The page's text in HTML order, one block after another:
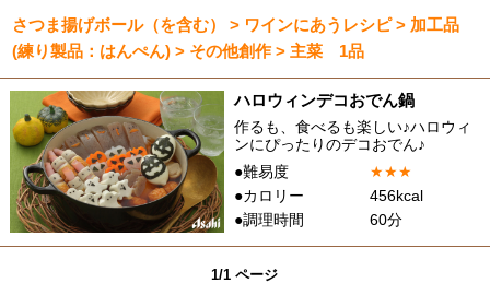
さつま揚げボール（を含む） > ワインにあうレシピ > 加工品
(練り製品：はんぺん) > その他創作 > 主菜 1品
ハロウィンデコおでん鍋
作るも、食べるも楽しい♪ハロウィ
ンにぴったりのデコおでん♪
●難易度
★★★
●カロリー
456kcal
●調理時間
60分
1/1 ページ